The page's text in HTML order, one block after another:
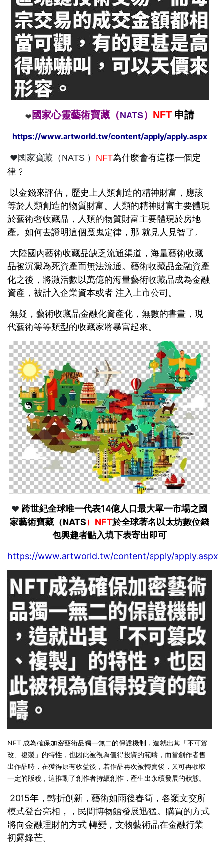
❤️ 國家心靈藝術寶藏（NATS） NFT申請
https://www.artworld.tw/content/apply/apply.aspx
❤️ 國家寶藏（NATS ） NFT為什麼會有這樣一個定
律？
以金錢來評估，歷史上人類創造的精神財富，應該
等於人類創造的物質財富。人類的精神財富主要體現
於藝術奢收藏品，人類的物質財富主要體現於房地
產。如何去證明這個魔鬼定律，那 就見人見智了。
大陸國內藝術收藏品缺乏流通渠道，海量藝術收藏
品被沉澱為死資產而無法流通。藝術收藏品金融資產
化之後，將激活數以萬億的海量藝術收藏品成為金融
資產，被計入企業資本或者 注入上市公司。
無疑，藝術收藏品金融化資產化，無數的書畫，現
代藝術等等類型的收藏家將暴富起來。
❤️ 跨世紀全球唯一代表14億人口最大單一市場之國
家藝術寶藏（NATS）NFT於全球著名以太坊數位錢
包興趣者點入填下表寄出即可
https://www.artworld.tw/content/apply/apply.aspx
NFT 成為確保加密藝術品獨一無二的保證機制，造就出其「不可篡
改、複製」的特性，也因此被視為值得投資的範疇，而當創作者售
出作品時，在獲得原有收益後，若作品再次被轉賣後，又可再收取
一定的版稅，這推動了創作者持續創作，產生出永續發展的狀態。
2015年，轉折創新，藝術如雨後春筍，各類文交所
模式登台亮相，，民間博物館發展迅猛。購買的方式
將向金融理財的方式 轉變，文物藝術品在金融行業
初露鋒芒。